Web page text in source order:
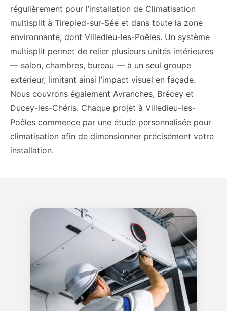
régulièrement pour l’installation de Climatisation
multisplit à Tirepied-sur-Sée et dans toute la zone
environnante, dont Villedieu-les-Poêles. Un système
multisplit permet de relier plusieurs unités intérieures
— salon, chambres, bureau — à un seul groupe
extérieur, limitant ainsi l’impact visuel en façade.
Nous couvrons également Avranches, Brécey et
Ducey-les-Chéris. Chaque projet à Villedieu-les-
Poêles commence par une étude personnalisée pour
climatisation afin de dimensionner précisément votre
installation.